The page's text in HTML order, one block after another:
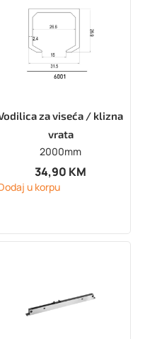
za viseća / klizna
vrata
2000mm
34,90 KM
u korpu